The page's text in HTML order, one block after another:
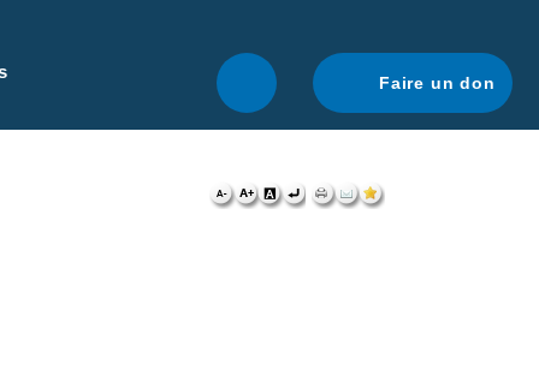
navigation optimale.
Faire un don